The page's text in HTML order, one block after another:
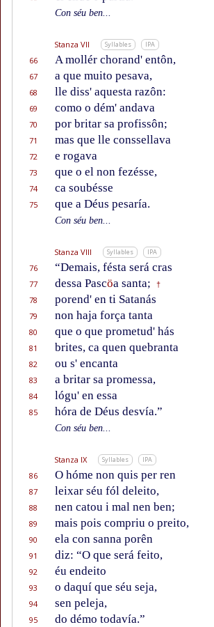
Con séu ben...
Stanza VII Syllables IPA
66 A mollér chorand' entôn,
67
a que muito pesava,
68
lle diss' aquesta razôn:
69
como o dém' andava
70
por britar sa profissôn;
71
mas que lle conssellava
72
e rogava
73
que o el non fezésse,
74
ca soubésse
75
que a Déus pesaría.
Con séu ben...
Stanza VIII Syllables IPA
76 “Demais, fésta será cras
77
dessa Pascöa santa; †
78
porend' en ti Satanás
79
non haja força tanta
80
que o que prometud' hás
81
brites, ca quen quebranta
82
ou s' encanta
83
a britar sa promessa,
84
lógu' en essa
85
hóra de Déus desvía.”
Con séu ben...
Stanza IX Syllables IPA
86 O hóme non quis per ren
87
leixar séu fól deleito,
88
nen catou i mal nen ben;
89
mais pois compriu o preito,
90
ela con sanna porên
91
diz: “O que será feito,
92
éu endeito
93
o daquí que séu seja,
94
sen peleja,
95
do démo todavía.”